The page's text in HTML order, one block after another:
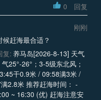
0 回复
刚刚
赶海最合适？
复: 养马岛[2026-8-13] 天气
25°-26°；3-5级东北风；
干0.9米 / 09:58满3米 /
2.8米 推荐赶海时间： -
~ 16:30 (优) 赶海注意安